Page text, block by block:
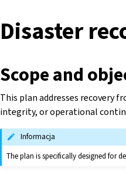
Disaster
Scope and
This plan addresses recovery
integrity, or operational
Informacja
The plan is specifically designed for